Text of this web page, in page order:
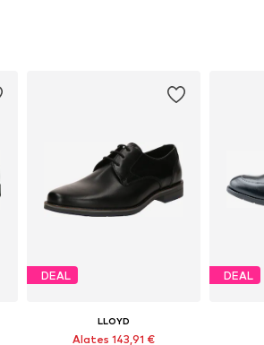
DEAL
LLOYD
Alates 143,91 €
DEAL